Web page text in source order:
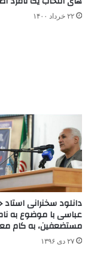
۲۲ خرداد ۱۴۰۰
دانلود سخنرانی
عباسی با موضوع به
مستضعفین، به کام
۲۷ دی ۱۳۹۶